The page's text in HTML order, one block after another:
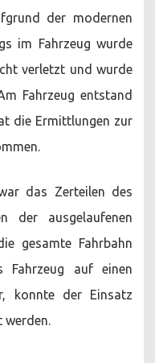
der modernen
im Fahrzeug wurde
verletzt und wurde
Fahrzeug entstand
die Ermittlungen zur
das Zerteilen des
der ausgelaufenen
gesamte Fahrbahn
Fahrzeug auf einen
konnte der Einsatz